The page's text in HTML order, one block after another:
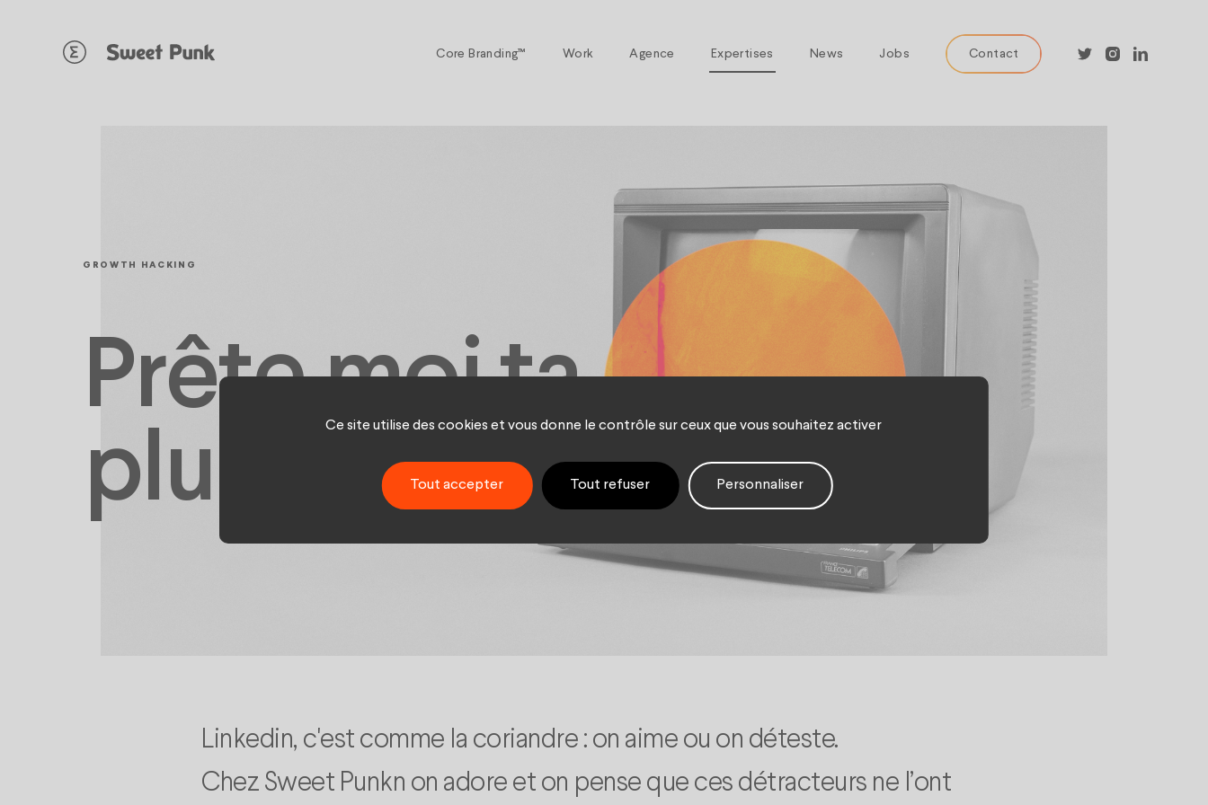
Core Branding™ Work Agence Expertises News Jobs Contact
GROWTH HACKING
Prête moi ta
plume
Linkedin, c'est comme la coriandre : on aime ou on déteste.
Chez Sweet Punkn on adore et on pense que ces détracteurs ne l’ont
Ce site utilise des cookies et vous donne le contrôle sur ceux que vous souhaitez activer
Tout accepter Tout refuser Personnaliser